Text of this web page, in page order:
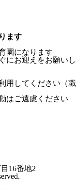
ます
園になります
にお迎えをお願いし
用してください（職
はご遠慮ください
16番地2